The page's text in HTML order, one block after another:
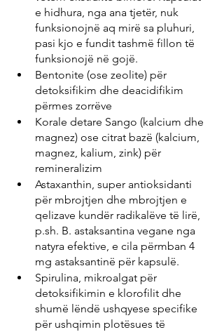
e hidhura, nga ana tjetër, nuk
funksionojnë aq mirë sa pluhuri,
pasi kjo e fundit tashmë fillon të
funksionojë në gojë.
Bentonite (ose zeolite) për
detoksifikim dhe deacidifikim
përmes zorrëve
Korale detare Sango (kalcium dhe
magnez) ose citrat bazë (kalcium,
magnez, kalium, zink) për
remineralizim
Astaxanthin, super antioksidanti
për mbrojtjen dhe mbrojtjen e
qelizave kundër radikalëve të lirë,
p.sh. B. astaksantina vegane nga
natyra efektive, e cila përmban 4
mg astaksantinë për kapsulë.
Spirulina, mikroalgat për
detoksifikimin e klorofilit dhe
shumë lëndë ushqyese specifike
për ushqimin plotësues të